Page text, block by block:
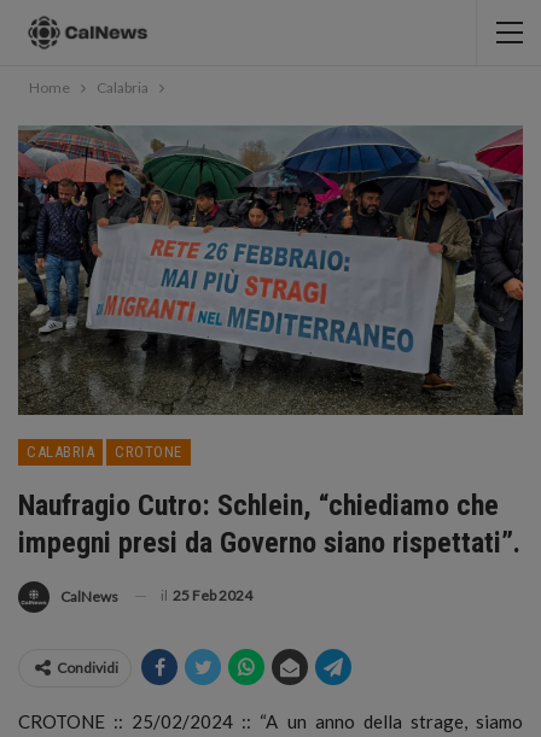
Home Calabria
CALABRIA CROTONE
Naufragio Cutro: Schlein, “chiediamo che
impegni presi da Governo siano rispettati”.
CalNews il 25 Feb 2024
Condividi
CROTONE :: 25/02/2024 :: “A un anno della strage, siamo